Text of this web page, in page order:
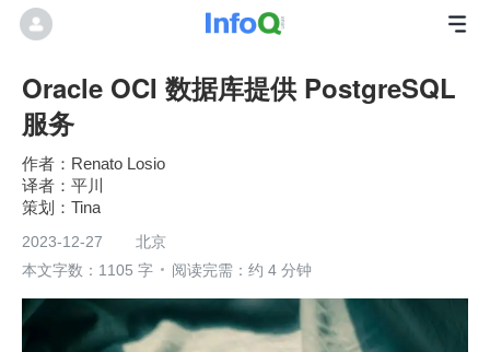
Oracle OCI 数据库提供 PostgreSQL
服务
作者：Renato Losio
平川
Tina
2023-12-27
北京
本文字数：1105 字
阅读完需：约 4 分钟